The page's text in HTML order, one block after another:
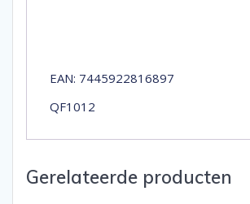
EAN: 7445922816897
QF1012
Gerelateerde producten